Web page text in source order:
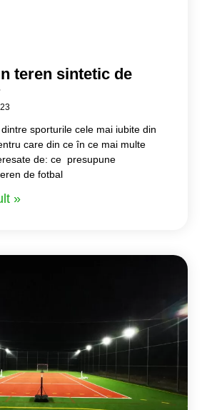
teren sintetic de
sporturile cele mai iubite din
care din ce în ce mai multe
de: ce presupune
de fotbal
»